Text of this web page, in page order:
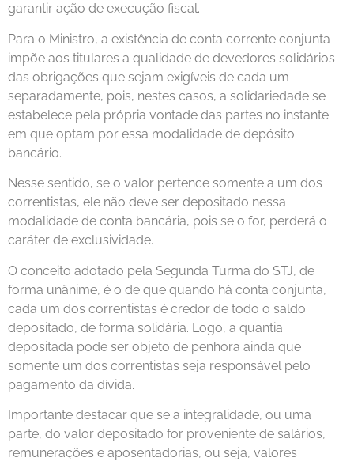
garantir ação de execução fiscal.
Para o Ministro, a existência de conta corrente conjunta
impõe aos titulares a qualidade de devedores solidários
das obrigações que sejam exigíveis de cada um
separadamente, pois, nestes casos, a solidariedade se
estabelece pela própria vontade das partes no instante
em que optam por essa modalidade de depósito
bancário.
Nesse sentido, se o valor pertence somente a um dos
correntistas, ele não deve ser depositado nessa
modalidade de conta bancária, pois se o for, perderá o
caráter de exclusividade.
O conceito adotado pela Segunda Turma do STJ, de
forma unânime, é o de que quando há conta conjunta,
cada um dos correntistas é credor de todo o saldo
depositado, de forma solidária. Logo, a quantia
depositada pode ser objeto de penhora ainda que
somente um dos correntistas seja responsável pelo
pagamento da dívida.
Importante destacar que se a integralidade, ou uma
parte, do valor depositado for proveniente de salários,
remunerações e aposentadorias, ou seja, valores